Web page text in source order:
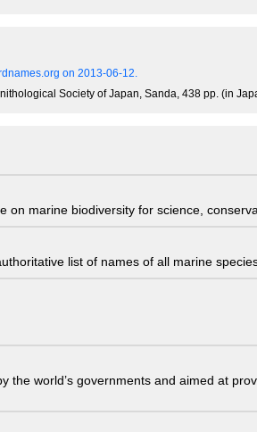
on 2013-06-12.
Society of Japan, Sanda, 438 pp. (in
marine biodiversity for science,
list of names of all marine
world’s governments and aimed at